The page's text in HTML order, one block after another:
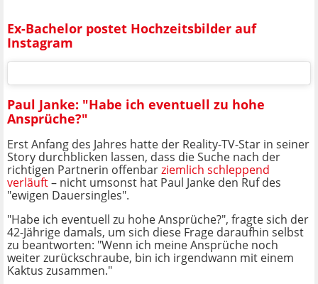
Ex-Bachelor postet Hochzeitsbilder auf
Instagram
Paul Janke: "Habe ich eventuell zu hohe
Ansprüche?"
Erst Anfang des Jahres hatte der Reality-TV-Star in seiner
Story durchblicken lassen, dass die Suche nach der
richtigen Partnerin offenbarziemlich schleppend
verläuft– nicht umsonst hat Paul Janke den Ruf des
"ewigen Dauersingles".
"Habe ich eventuell zu hohe Ansprüche?", fragte sich der
42-Jährige damals, um sich diese Frage daraufhin selbst
zu beantworten: "Wenn ich meine Ansprüche noch
weiter zurückschraube, bin ich irgendwann mit einem
Kaktus zusammen."